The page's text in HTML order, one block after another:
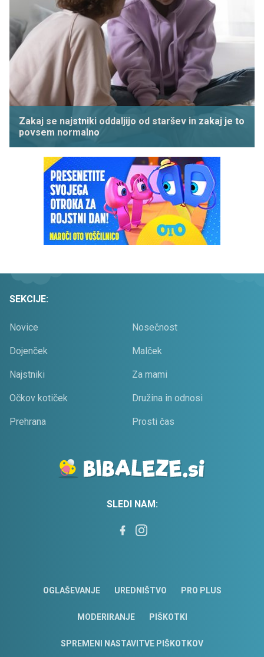
Zakaj se najstniki oddaljijo od staršev in zakaj je to
povsem normalno
SEKCIJE:
Novice Nosečnost
Dojenček Malček
Najstniki Za mami
Očkov kotiček Družina in odnosi
Prehrana Prosti čas
SLEDI NAM:
OGLAŠEVANJE UREDNIŠTVO PRO PLUS
MODERIRANJE PIŠKOTKI
SPREMENI NASTAVITVE PIŠKOTKOV